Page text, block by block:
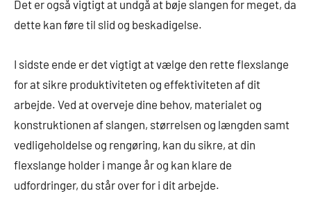
Det er også vigtigt at undgå at bøje slangen for meget, da
dette kan føre til slid og beskadigelse.
I sidste ende er det vigtigt at vælge den rette flexslange
for at sikre produktiviteten og effektiviteten af dit
arbejde. Ved at overveje dine behov, materialet og
konstruktionen af slangen, størrelsen og længden samt
vedligeholdelse og rengøring, kan du sikre, at din
flexslange holder i mange år og kan klare de
udfordringer, du står over for i dit arbejde.